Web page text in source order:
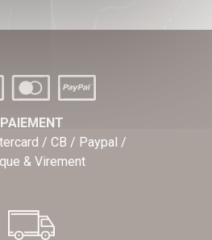
PAIEMENT
/ CB / Paypal /
& Virement